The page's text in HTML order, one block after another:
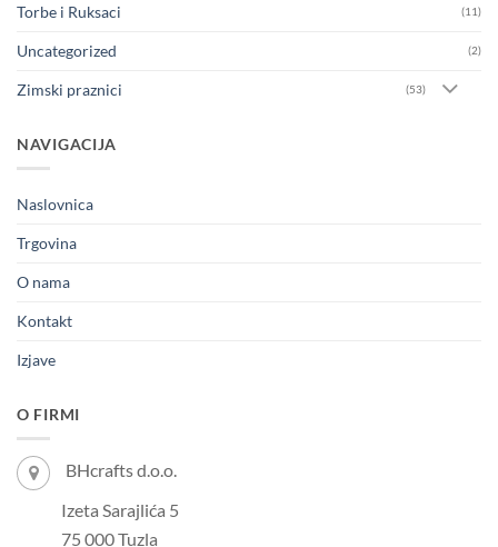
Torbe i Ruksaci (11)
Uncategorized (2)
Zimski praznici (53)
NAVIGACIJA
Naslovnica
Trgovina
O nama
Kontakt
Izjave
O FIRMI
BHcrafts d.o.o.
Izeta Sarajlića 5
75 000 Tuzla